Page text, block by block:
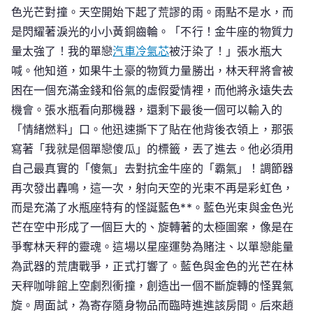
色光芒對撞。天空開始下起了荒謬的雨。雨點不是水，而
是閃耀著淚光的小小黃銅齒輪。「不行！金牛座的物質力
量太強了！我的單戀汽車冷氣芯被汙染了！」張水瓶大
喊。他知道，如果牛土豪的物質力量勝出，林天秤將會被
困在一個充滿金錢和俗氣的虛假愛情裡，而他將永遠失去
機會。張水瓶看向那機器，還剩下最後一個可以輸入的
「情緒燃料」口。他迅速撕下了貼在他背後衣領上，那張
寫著「我就是個單戀傻瓜」的標籤，丟了進去。他必須用
自己最真實的「傻氣」去對抗金牛座的「霸氣」！調節器
再次發出轟鳴，這一次，射向天空的光束不再是彩虹色，
而是充滿了水瓶座特有的怪誕藍色**。藍色光束與金色光
芒在空中形成了一個巨大的、旋轉著的太極圖案，像是在
爭奪林天秤的靈魂。這場以星座運勢為賭注、以單戀能量
為武器的荒唐戰爭，正式打響了。藍色與金色的光芒在林
天秤咖啡館上空劇烈衝撞，創造出一個不斷旋轉的怪異氣
旋。周面試，為寄存隨身物品而臨時進進該房間。后來趙